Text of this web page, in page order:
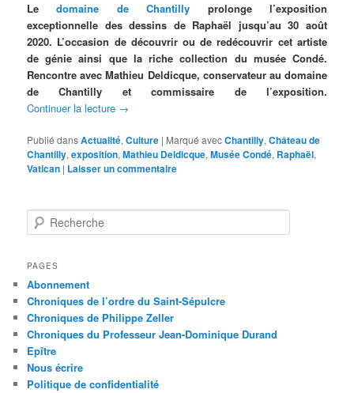
Ledomaine de Chantilly prolonge l’exposition
exceptionnelle des dessins de Raphaël jusqu’au 30 août
2020. L’occasion de découvrir ou de redécouvrir cet artiste
de génie ainsi que la riche collection du musée Condé.
Rencontre avec Mathieu Deldicque, conservateur au domaine
de Chantilly et commissaire de l’exposition.
Continuer la lecture →
Publié dansActualité,Culture | Marqué avecChantilly,Château de
Chantilly,exposition,Mathieu Deldicque,Musée Condé, Raphaël,
Vatican | Laisser un commentaire
e
h
r
c
h
e
PAGES
Abonnement
Chroniques de l’ordre du Saint-Sépulcre
Chroniques de Philippe Zeller
Chroniques du Professeur Jean-Dominique Durand
Epître
Nous écrire
Politique de confidentialité